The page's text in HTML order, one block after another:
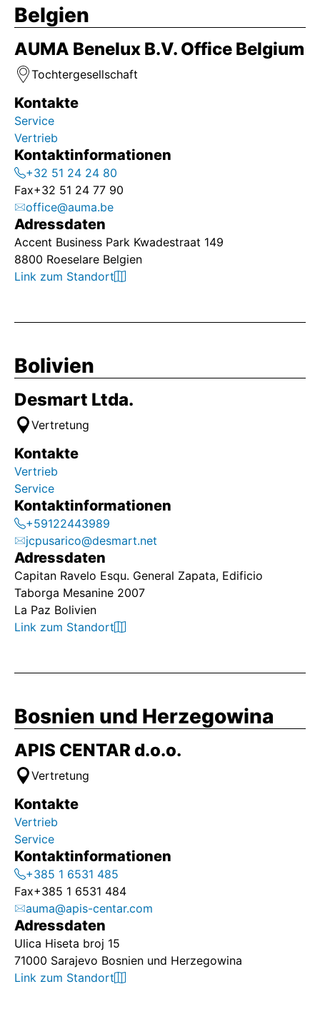
Belgien
AUMA Benelux B.V. Office Belgium
Tochtergesellschaft
Kontakte
Service
Vertrieb
Kontaktinformationen
+32 51 24 24 80
Fax+32 51 24 77 90
office@auma.be
Adressdaten
Accent Business Park Kwadestraat 149
8800 Roeselare Belgien
Link zum Standort
Bolivien
Desmart Ltda.
Vertretung
Kontakte
Vertrieb
Service
Kontaktinformationen
+59122443989
jcpusarico@desmart.net
Adressdaten
Capitan Ravelo Esqu. General Zapata, Edificio
Taborga Mesanine 2007
La Paz Bolivien
Link zum Standort
Bosnien und Herzegowina
APIS CENTAR d.o.o.
Vertretung
Kontakte
Vertrieb
Service
Kontaktinformationen
+385 1 6531 485
Fax+385 1 6531 484
auma@apis-centar.com
Adressdaten
Ulica Hiseta broj 15
71000 Sarajevo Bosnien und Herzegowina
Link zum Standort